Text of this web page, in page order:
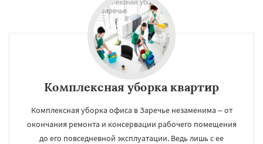
Комплексная уборка квартир
Комплексная уборка офиса в Заречье незаменима – от
окончания ремонта и консервации рабочего помещения
до его повседневной эксплуатации. Ведь лишь с ее